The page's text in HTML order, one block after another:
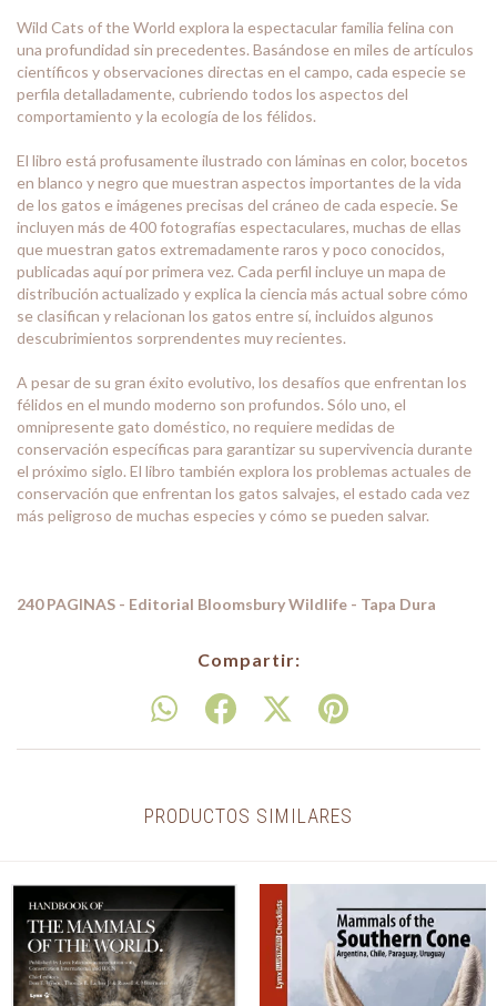
Wild Cats of the World explora la espectacular familia felina con
una profundidad sin precedentes. Basándose en miles de artículos
científicos y observaciones directas en el campo, cada especie se
perfila detalladamente, cubriendo todos los aspectos del
comportamiento y la ecología de los félidos.
El libro está profusamente ilustrado con láminas en color, bocetos
en blanco y negro que muestran aspectos importantes de la vida
de los gatos e imágenes precisas del cráneo de cada especie. Se
incluyen más de 400 fotografías espectaculares, muchas de ellas
que muestran gatos extremadamente raros y poco conocidos,
publicadas aquí por primera vez. Cada perfil incluye un mapa de
distribución actualizado y explica la ciencia más actual sobre cómo
se clasifican y relacionan los gatos entre sí, incluidos algunos
descubrimientos sorprendentes muy recientes.
A pesar de su gran éxito evolutivo, los desafíos que enfrentan los
félidos en el mundo moderno son profundos. Sólo uno, el
omnipresente gato doméstico, no requiere medidas de
conservación específicas para garantizar su supervivencia durante
el próximo siglo. El libro también explora los problemas actuales de
conservación que enfrentan los gatos salvajes, el estado cada vez
más peligroso de muchas especies y cómo se pueden salvar.
240 PAGINAS - Editorial Bloomsbury Wildlife - Tapa Dura
Compartir:
PRODUCTOS SIMILARES